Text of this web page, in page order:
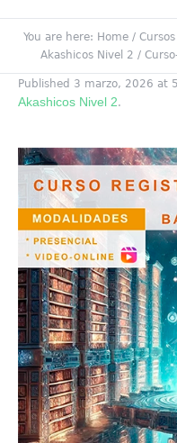
You are here: Home / Cursos
Akashicos Nivel 2 /
Published 3 marzo, 2026 at
Akashicos Nivel 2.